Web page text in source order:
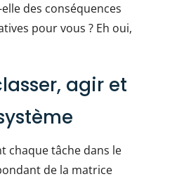
des conséquences
pour vous ? Eh oui,
agir et
chaque tâche dans le
de la matrice